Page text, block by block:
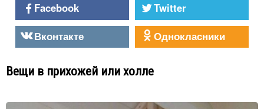
Facebook
Twitter
Вконтакте
Однокласники
Вещи в прихожей или холле